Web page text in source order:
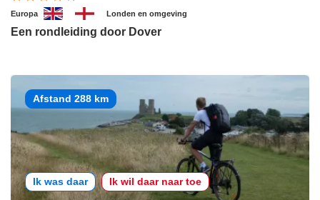
Europa Londen en omgeving
Een rondleiding door Dover
Afstand 288 km
Ik was daar Ik wil daar naar toe